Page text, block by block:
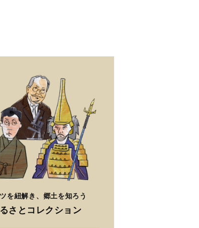
ページを見る